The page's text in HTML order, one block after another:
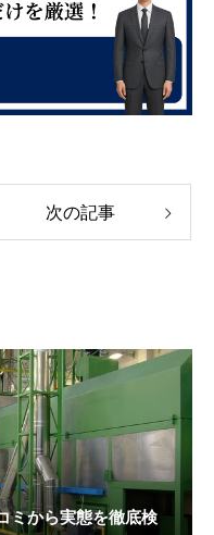
次の記事
ミから実態を徹底検